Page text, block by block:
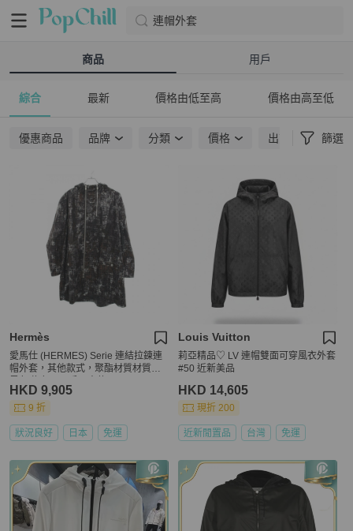
連帽外套
商品 用戶
綜合 最新 價格由低至高 價格由高至低
優惠商品 品牌 分類 價格 出貨地點 篩選
Hermès
愛馬仕 (HERMES) Serie 連結拉鍊連
帽外套，其他款式，聚酯材質材質，
HKD 9,905
9 折
狀況良好 日本 免運
Louis Vuitton
莉亞精品♡ LV 連帽雙面可穿風衣外套
#50 近新美品
HKD 14,605
現折 200
近新閒置品 台灣 免運